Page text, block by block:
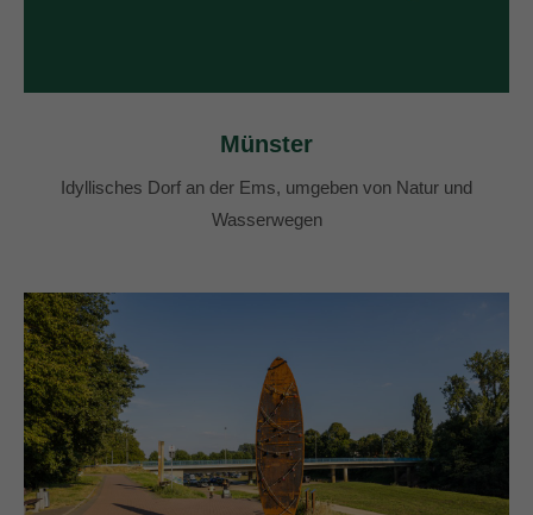
Münster
Idyllisches Dorf an der Ems, umgeben von Natur und
Wasserwegen